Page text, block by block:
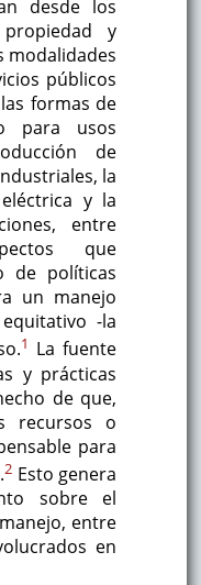
desde los
y
modalidades
públicos
formas de
para usos
de
la
y la
entre
que
de políticas
un manejo
-la
1 La fuente
y prácticas
de que,
recursos o
para
2 Esto genera
sobre el
entre
en